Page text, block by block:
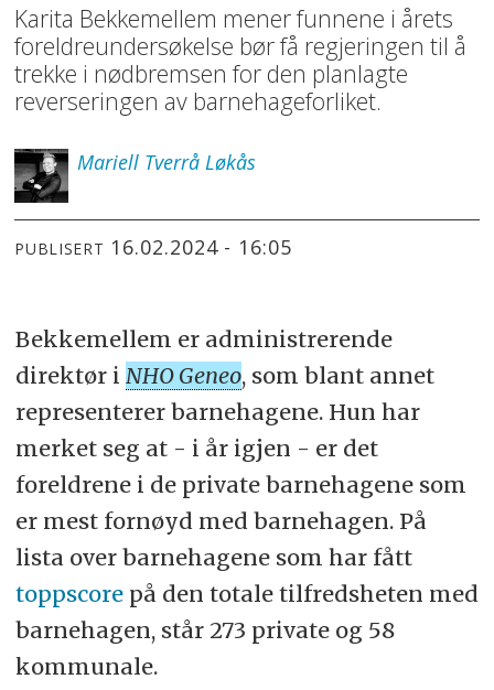
Karita Bekkemellem mener funnene i årets
foreldreundersøkelse bør få regjeringen til å
trekke i nødbremsen for den planlagte
reverseringen av barnehageforliket.
Mariell Tverrå Løkås
PUBLISERT 16.02.2024 - 16:05
Bekkemellem er administrerende
direktør i NHO Geneo, som blant annet
representerer barnehagene. Hun har
merket seg at - i år igjen - er det
foreldrene i de private barnehagene som
er mest fornøyd med barnehagen. På
lista over barnehagene som har fått
toppscorepå den totale tilfredsheten med
barnehagen, står 273 private og 58
kommunale.